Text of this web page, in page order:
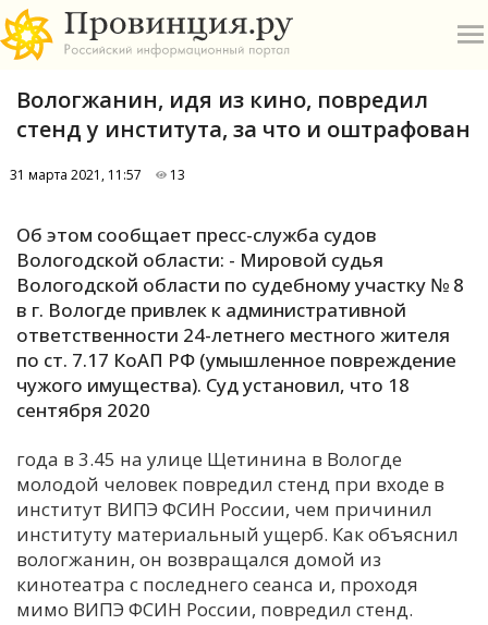
А
Б
В
И
О
П
С
Вологжанин, идя из кино, повредил
стенд у института, за что и оштрафован
31 марта 2021, 11:57 13
Об этом сообщает пресс-служба судов
Вологодской области: - Мировой судья
Вологодской области по судебному участку № 8
в г. Вологде привлек к административной
ответственности 24-летнего местного жителя
по ст. 7.17 КоАП РФ (умышленное повреждение
чужого имущества). Суд установил, что 18
сентября 2020
года в 3.45 на улице Щетинина в Вологде
молодой человек повредил стенд при входе в
институт ВИПЭ ФСИН России, чем причинил
институту материальный ущерб. Как объяснил
вологжанин, он возвращался домой из
кинотеатра с последнего сеанса и, проходя
мимо ВИПЭ ФСИН России, повредил стенд.